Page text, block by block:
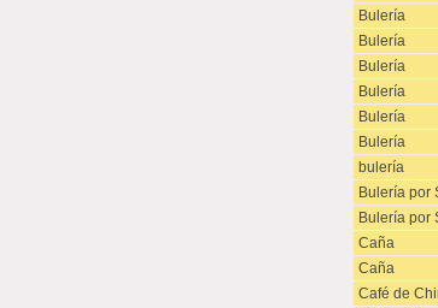
Bulería
Bulería
Bulería
Bulería
Bulería
Bulería
bulería
Bulería por
Bulería por
Caña
Caña
Café de